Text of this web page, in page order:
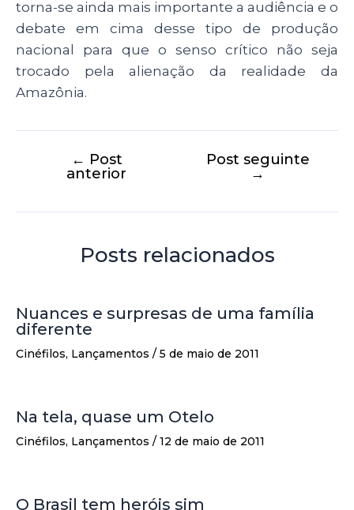
torna-se ainda mais importante a audiência e o
debate em cima desse tipo de produção
nacional para que o senso crítico não seja
trocado pela alienação da realidade da
Amazônia.
← Post
anterior
Post seguinte
→
Posts relacionados
Nuances e surpresas de uma família
diferente
Cinéfilos, Lançamentos / 5 de maio de 2011
Na tela, quase um Otelo
Cinéfilos, Lançamentos / 12 de maio de 2011
O Brasil tem heróis sim